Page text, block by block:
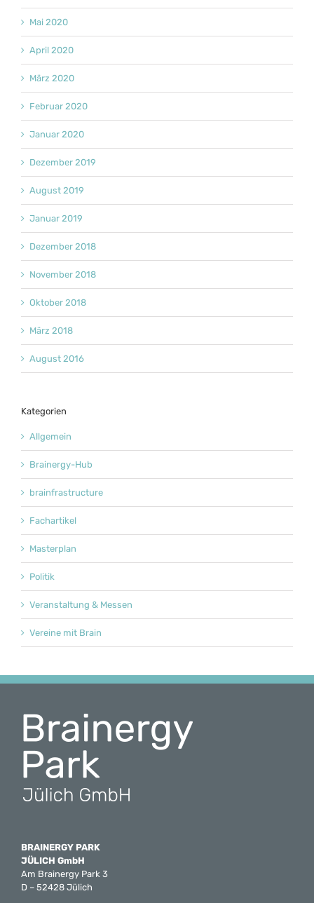
Mai 2020
April 2020
März 2020
Februar 2020
Januar 2020
Dezember 2019
August 2019
Januar 2019
Dezember 2018
November 2018
Oktober 2018
März 2018
August 2016
Kategorien
Allgemein
Brainergy-Hub
brainfrastructure
Fachartikel
Masterplan
Politik
Veranstaltung & Messen
Vereine mit Brain
BRAINERGY PARK
JÜLICH GmbH
Am Brainergy Park 3
D – 52428 Jülich